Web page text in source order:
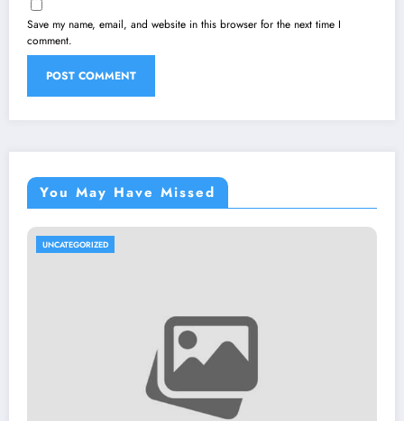
Save my name, email, and website in this browser for the next time I
comment.
You May Have Missed
UNCATEGORIZED